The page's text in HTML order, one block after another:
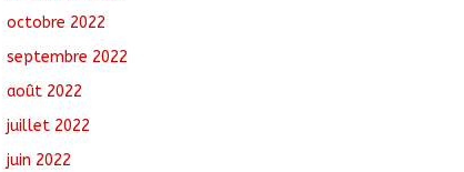
octobre 2022
septembre 2022
août 2022
juillet 2022
juin 2022